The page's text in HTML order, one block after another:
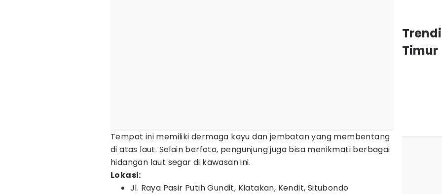
Tempat ini memiliki dermaga kayu dan jembatan yang membentang
di atas laut. Selain berfoto, pengunjung juga bisa menikmati berbagai
hidangan laut segar di kawasan ini.
Lokasi:
Jl. Raya Pasir Putih Gundit, Klatakan, Kendit, Situbondo
Timur